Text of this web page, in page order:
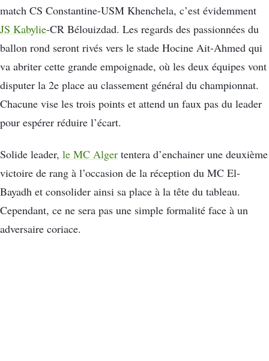
match CS Constantine-USM Khenchela, c’est évidemment
JS Kabylie-CR Bélouizdad. Les regards des passionnées du
ballon rond seront rivés vers le stade Hocine Ait-Ahmed qui
va abriter cette grande empoignade, où les deux équipes vont
disputer la 2e place au classement général du championnat.
Chacune vise les trois points et attend un faux pas du leader
pour espérer réduire l’écart.
Solide leader, le MC Alger tentera d’enchainer une deuxième
victoire de rang à l’occasion de la réception du MC El-
Bayadh et consolider ainsi sa place à la tête du tableau.
Cependant, ce ne sera pas une simple formalité face à un
adversaire coriace.